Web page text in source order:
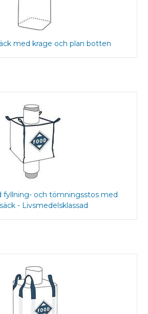
med krage och plan botten
fyllning- och tömningsstos med
- Livsmedelsklassad